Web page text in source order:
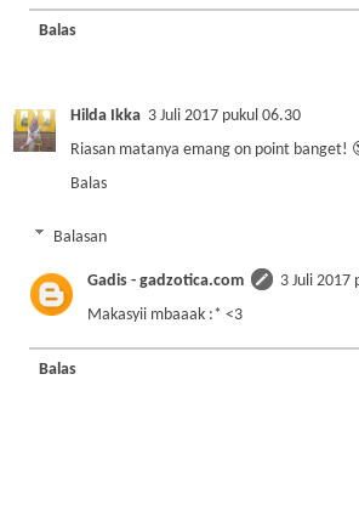
Balas
Hilda Ikka 3 Juli 2017 pukul 06.30
Riasan matanya emang on point banget!
Balas
Balasan
Gadis - gadzotica.com
3 Juli 2017
Makasyii mbaaak :* <3
Balas